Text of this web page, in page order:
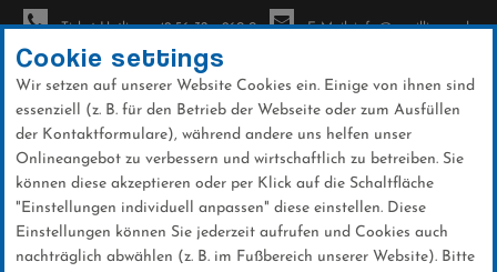
Direkt
zum
Inhalt
Ticket-Hotline: +49 56 32 - 960-0 E-Mail: info@sc-willingen.de
News
Cookie settings
Wir setzen auf unserer Website Cookies ein. Einige von ihnen sind
essenziell (z. B. für den Betrieb der Webseite oder zum Ausfüllen
der Kontaktformulare), während andere uns helfen unser
Onlineangebot zu verbessern und wirtschaftlich zu betreiben. Sie
können diese akzeptieren oder per Klick auf die Schaltfläche
"Einstellungen individuell anpassen" diese einstellen. Diese
Einstellungen können Sie jederzeit aufrufen und Cookies auch
nachträglich abwählen (z. B. im Fußbereich unserer Website). Bitte